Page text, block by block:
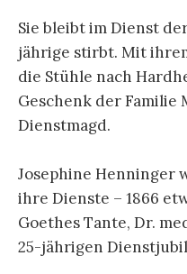
Sie bleibt im Dienst
jährige stirbt. Mit
die Stühle nach
Geschenk der
Dienstmagd.
Josephine Henninger
ihre Dienste – 1866
Goethes Tante, Dr.
25-jährigen